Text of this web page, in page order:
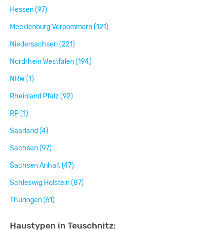
Hessen (97)
Mecklenburg Vorpommern (121)
Niedersachsen (221)
Nordrhein Westfalen (194)
NRW (1)
Rheinland Pfalz (92)
RP (1)
Saarland (4)
Sachsen (97)
Sachsen Anhalt (47)
Schleswig Holstein (87)
Thüringen (61)
Haustypen in Teuschnitz: